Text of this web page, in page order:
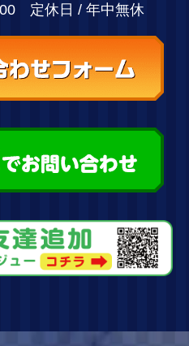
定休日 / 年中無休